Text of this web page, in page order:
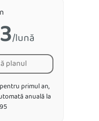
/lună
planul
primul an,
anuală la